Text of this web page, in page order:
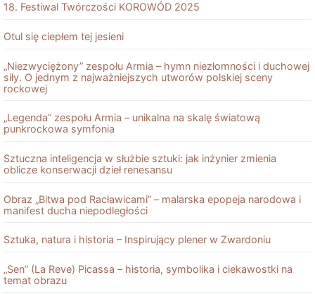
18. Festiwal Twórczości KOROWÓD 2025
Otul się ciepłem tej jesieni
„Niezwyciężony” zespołu Armia – hymn niezłomności i duchowej
siły. O jednym z najważniejszych utworów polskiej sceny
rockowej
„Legenda” zespołu Armia – unikalna na skalę światową
punkrockowa symfonia
Sztuczna inteligencja w służbie sztuki: jak inżynier zmienia
oblicze konserwacji dzieł renesansu
Obraz „Bitwa pod Racławicami” – malarska epopeja narodowa i
manifest ducha niepodległości
Sztuka, natura i historia – Inspirujący plener w Zwardoniu
„Sen” (La Reve) Picassa – historia, symbolika i ciekawostki na
temat obrazu